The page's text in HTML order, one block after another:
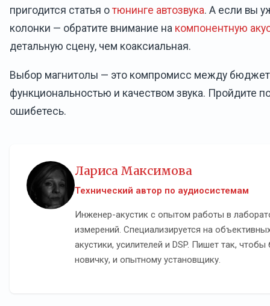
пригодится статья о тюнинге автозвука. А если вы
колонки — обратите внимание на компонентную
детальную сцену, чем коаксиальная.
Выбор магнитолы — это компромисс между
функциональностью и качеством звука. Пройдите
ошибетесь.
Лариса Максимова
Технический автор по аудиосистемам
Инженер-акустик с опытом работы в
измерений. Специализируется на
акустики, усилителей и DSP. Пишет так,
новичку, и опытному установщику.